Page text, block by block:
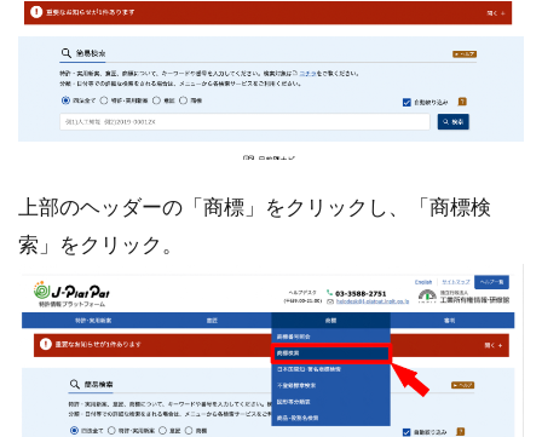
上部のヘッダーの「商標」をクリックし、「商標検
索」をクリック。